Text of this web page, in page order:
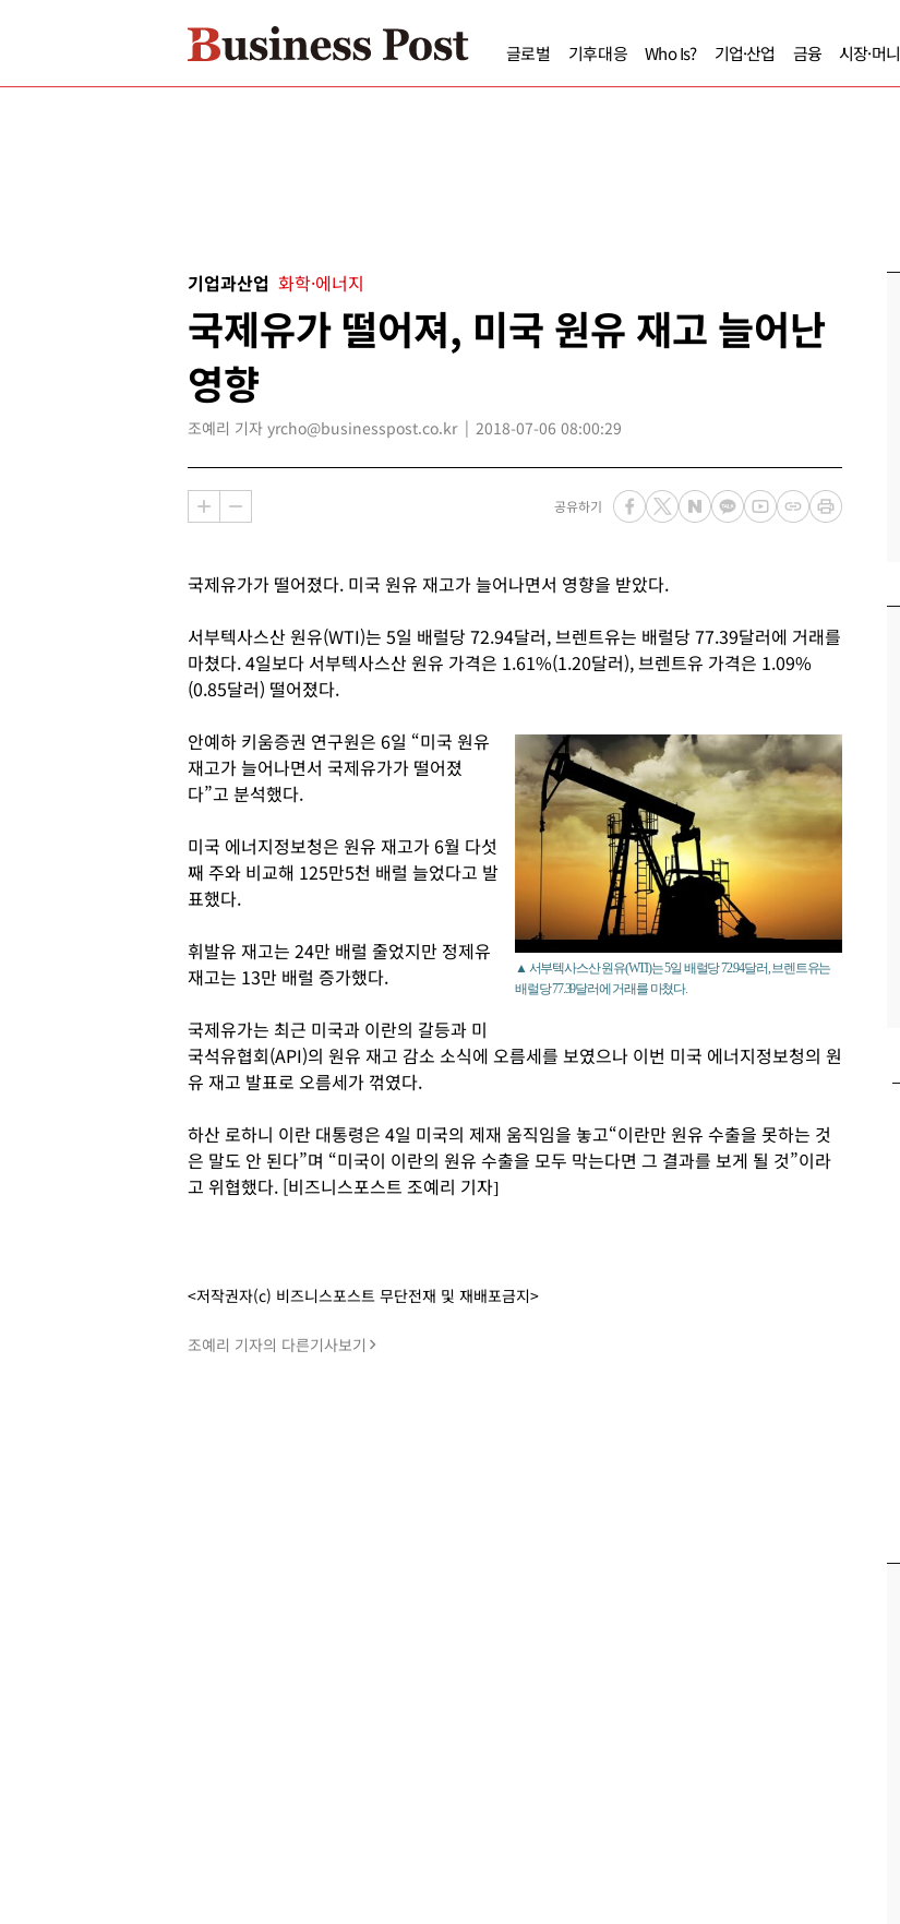
글로벌 기후대응 Who Is? 기업·산업 금융 시장·머니
기업과산업 화학·에너지
국제유가 떨어져, 미국 원유 재고 늘어난
영향
조예리 기자 yrcho@businesspost.co.kr 2018-07-06 08:00:29
공유하기
국제유가가 떨어졌다. 미국 원유 재고가 늘어나면서 영향을 받았다.
서부텍사스산 원유(WTI)는 5일 배럴당 72.94달러, 브렌트유는 배럴당 77.39달러에 거래를
마쳤다. 4일보다 서부텍사스산 원유 가격은 1.61%(1.20달러), 브렌트유 가격은 1.09%
(0.85달러) 떨어졌다.
▲ 서부텍사스산 원유(WTI)는 5일 배럴당 72.94달러, 브렌트유는
배럴당 77.39달러에 거래를 마쳤다.
안예하 키움증권 연구원은 6일 “미국 원유
재고가 늘어나면서 국제유가가 떨어졌
다”고 분석했다.
미국 에너지정보청은 원유 재고가 6월 다섯
째 주와 비교해 125만5천 배럴 늘었다고 발
표했다.
휘발유 재고는 24만 배럴 줄었지만 정제유
재고는 13만 배럴 증가했다.
국제유가는 최근 미국과 이란의 갈등과 미
국석유협회(API)의 원유 재고 감소 소식에 오름세를 보였으나 이번 미국 에너지정보청의 원
유 재고 발표로 오름세가 꺾였다.
하산 로하니 이란 대통령은 4일 미국의 제재 움직임을 놓고“이란만 원유 수출을 못하는 것
은 말도 안 된다”며 “미국이 이란의 원유 수출을 모두 막는다면 그 결과를 보게 될 것”이라
고 위협했다. [비즈니스포스트 조예리 기자]
<저작권자(c) 비즈니스포스트 무단전재 및 재배포금지>
조예리 기자의 다른기사보기